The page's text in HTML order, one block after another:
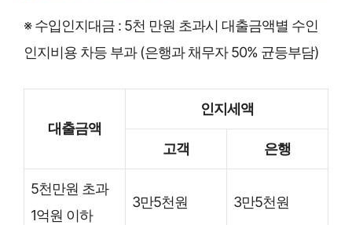
※ 수입인지대금 : 5천 만원 초과시 대출금액별 수인
인지비용 차등 부과 (은행과 채무자 50% 균등부담)
대출금액
인지세액
고객 은행
5천만원 초과
1억원 이하
3만5천원 3만5천원